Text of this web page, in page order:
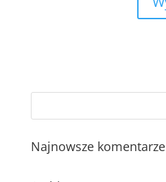
Najnowsze komentarze